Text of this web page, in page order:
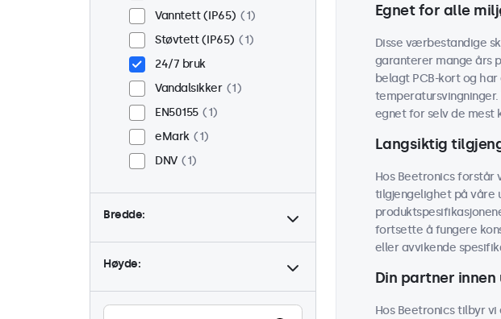
Vanntett (IP65)
1
Støvtett (IP65)
1
24/7 bruk
Vandalsikker
1
EN50155
1
eMark
1
DNV
1
Bredde:
Høyde:
Egnet for alle
Disse værbestandige
garanterer mange års
belagt PCB-kort og
egnet for selv de mest
Langsiktig
Hos Beetronics forstår
tilgjengelighet på våre
fortsette å fungere
eller avvikende
Din partner
Hos Beetronics tilbyr